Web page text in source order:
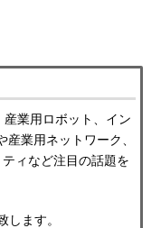
産業用ロボット、イン
業用ネットワーク、
ィなど注目の話題を
します。